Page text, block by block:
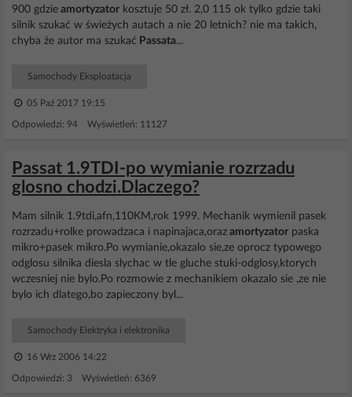
900 gdzie amortyzator kosztuje 50 zł. 2,0 115 ok tylko gdzie taki
silnik szukać w świeżych autach a nie 20 letnich? nie ma takich,
chyba że autor ma szukać Passata...
Samochody Eksploatacja
05 Paź 2017 19:15
Odpowiedzi: 94 Wyświetleń: 11127
Passat 1.9TDI-po wymianie rozrzadu
glosno chodzi.Dlaczego?
Mam silnik 1.9tdi,afn,110KM,rok 1999. Mechanik wymienil pasek
rozrzadu+rolke prowadzaca i napinajaca,oraz amortyzator paska
mikro+pasek mikro.Po wymianie,okazalo sie,ze oprocz typowego
odglosu silnika diesla slychac w tle gluche stuki-odglosy,ktorych
wczesniej nie bylo.Po rozmowie z mechanikiem okazalo sie ,ze nie
bylo ich dlatego,bo zapieczony byl...
Samochody Elektryka i elektronika
16 Wrz 2006 14:22
Odpowiedzi: 3 Wyświetleń: 6369